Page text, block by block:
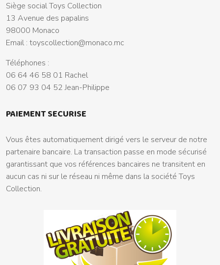
Siège social Toys Collection
13 Avenue des papalins
98000 Monaco
Email : toyscollection@monaco.mc
Téléphones :
06 64 46 58 01 Rachel
06 07 93 04 52 Jean-Philippe
PAIEMENT SECURISE
Vous êtes automatiquement dirigé vers le serveur de notre
partenaire bancaire. La transaction passe en mode sécurisé
garantissant que vos références bancaires ne transitent en
aucun cas ni sur le réseau ni même dans la société Toys
Collection.